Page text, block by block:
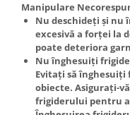
Manipulare
Nu deschideți și nu
excesivă a forței la
poate deteriora
Nu înghesuiți
Evitați să
obiecte. Asigurați-
frigiderului pentru